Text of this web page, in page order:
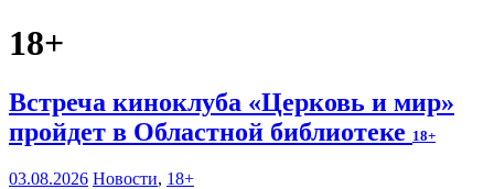
18+
Встреча киноклуба «Церковь и мир»
пройдет в Областной библиотеке 18+
03.08.2026 Новости, 18+